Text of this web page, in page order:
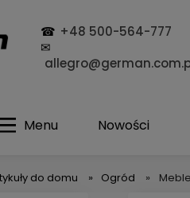
☎ +48 500-564-777
✉
Menu Nowości
do domu » Ogród »